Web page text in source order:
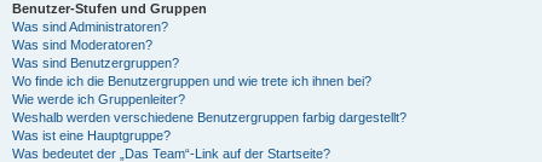
Benutzer-Stufen und Gruppen
Was sind Administratoren?
Was sind Moderatoren?
Was sind Benutzergruppen?
Wo finde ich die Benutzergruppen und wie trete ich ihnen bei?
Wie werde ich Gruppenleiter?
Weshalb werden verschiedene Benutzergruppen farbig dargestellt?
Was ist eine Hauptgruppe?
Was bedeutet der „Das Team“-Link auf der Startseite?